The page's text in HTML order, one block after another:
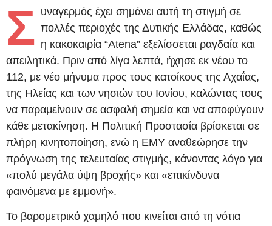
Σ υναγερμός έχει σημάνει αυτή τη στιγμή σε
πολλές περιοχές της Δυτικής Ελλάδας, καθώς
η κακοκαιρία “Atena” εξελίσσεται ραγδαία και
απειλητικά. Πριν από λίγα λεπτά, ήχησε εκ νέου το
112, με νέο μήνυμα προς τους κατοίκους της Αχαΐας,
της Ηλείας και των νησιών του Ιονίου, καλώντας τους
να παραμείνουν σε ασφαλή σημεία και να αποφύγουν
κάθε μετακίνηση. Η Πολιτική Προστασία βρίσκεται σε
πλήρη κινητοποίηση, ενώ η ΕΜΥ αναθεώρησε την
πρόγνωση της τελευταίας στιγμής, κάνοντας λόγο για
«πολύ μεγάλα ύψη βροχής» και «επικίνδυνα
φαινόμενα με εμμονή».
Το βαρομετρικό χαμηλό που κινείται από τη νότια